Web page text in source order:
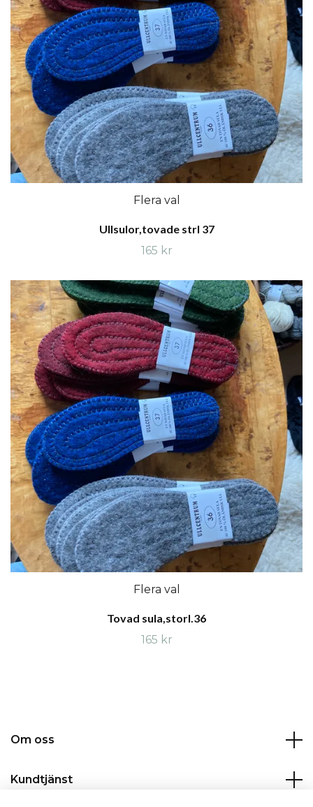
Flera val
Ullsulor,tovade strl 37
165 kr
Flera val
Tovad sula,storl.36
165 kr
Om oss
Kundtjänst